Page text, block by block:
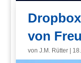
von
vonJ.M. Rütter